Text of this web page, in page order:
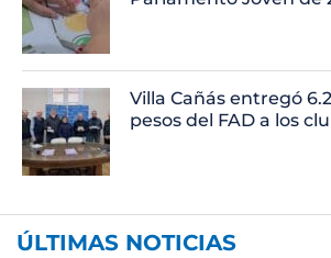
Villa Cañás entregó
pesos del FAD a los
ÚLTIMAS NOTICIAS